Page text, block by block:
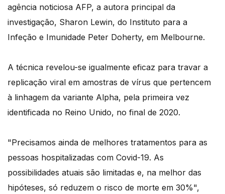
agência noticiosa AFP, a autora principal da
investigação, Sharon Lewin, do Instituto para a
Infeção e Imunidade Peter Doherty, em Melbourne.
A técnica revelou-se igualmente eficaz para travar a
replicação viral em amostras de vírus que pertencem
à linhagem da variante Alpha, pela primeira vez
identificada no Reino Unido, no final de 2020.
"Precisamos ainda de melhores tratamentos para as
pessoas hospitalizadas com Covid-19. As
possibilidades atuais são limitadas e, na melhor das
hipóteses, só reduzem o risco de morte em 30%",